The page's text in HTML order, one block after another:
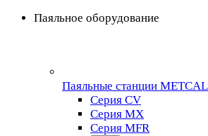
Паяльное оборудование
Паяльные станции METCAL
Серия CV
Серия MX
Серия MFR